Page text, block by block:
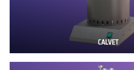
CALVET